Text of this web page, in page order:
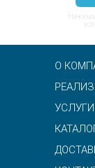
О
УСЛУГИ